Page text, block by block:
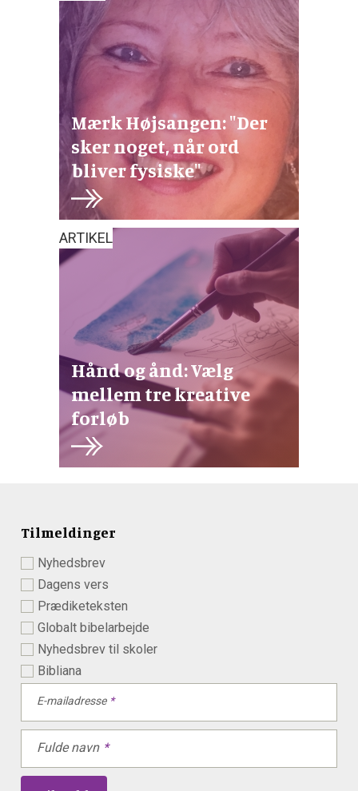
Mærk Højsangen: "Der
sker noget, når ord
bliver fysiske"
ARTIKEL
Hånd og ånd: Vælg
mellem tre kreative
forløb
Tilmeldinger
Nyhedsbrev
Dagens vers
Prædiketeksten
Globalt bibelarbejde
Nyhedsbrev til skoler
Bibliana
E-mailadresse
Fulde navn